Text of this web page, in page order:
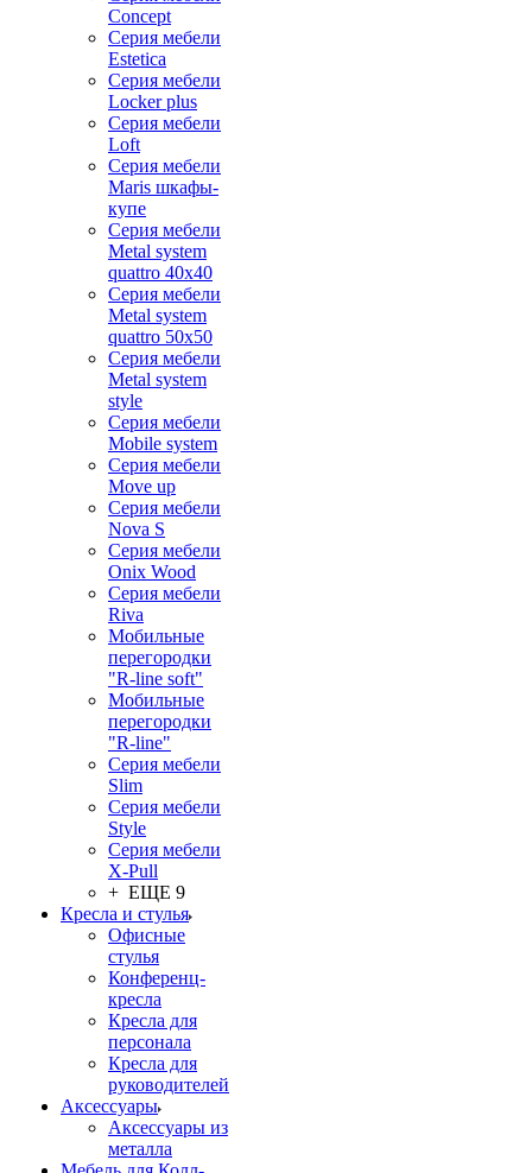
Concept
Серия мебели
Estetica
Серия мебели
Locker plus
Серия мебели
Loft
Серия мебели
Maris шкафы-
купе
Серия мебели
Metal system
quattro 40x40
Серия мебели
Metal system
quattro 50x50
Серия мебели
Metal system
style
Серия мебели
Mobile system
Серия мебели
Move up
Серия мебели
Nova S
Серия мебели
Onix Wood
Серия мебели
Riva
Мобильные
перегородки
"R-line soft"
Мобильные
перегородки
"R-line"
Серия мебели
Slim
Серия мебели
Style
Серия мебели
X-Pull
+ ЕЩЕ 9
Кресла и стулья
Офисные
стулья
Конференц-
кресла
Кресла для
персонала
Кресла для
руководителей
Аксессуары
Аксессуары из
металла